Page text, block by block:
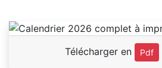
Télécharger en Pdf